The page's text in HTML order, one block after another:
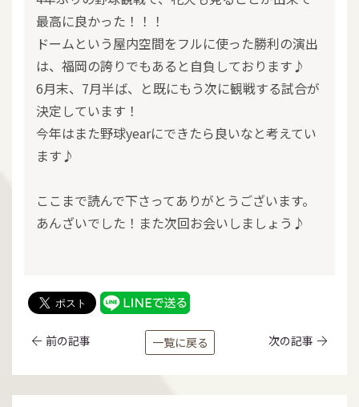
最高に良かった！！！
ドームという屋内空間をフルに使った勝利の演出
は、福岡の誇りでもあると自負しております♪
6月末、7月半ば、と既にもう次に観戦する試合が
決定しています！
今年はまた野球yearにできたら良いなと考えてい
ます♪
ここまで読んで下さってありがとうございます。
あんざいでした！また次回お会いしましょう♪
前の記事 一覧に戻る 次の記事